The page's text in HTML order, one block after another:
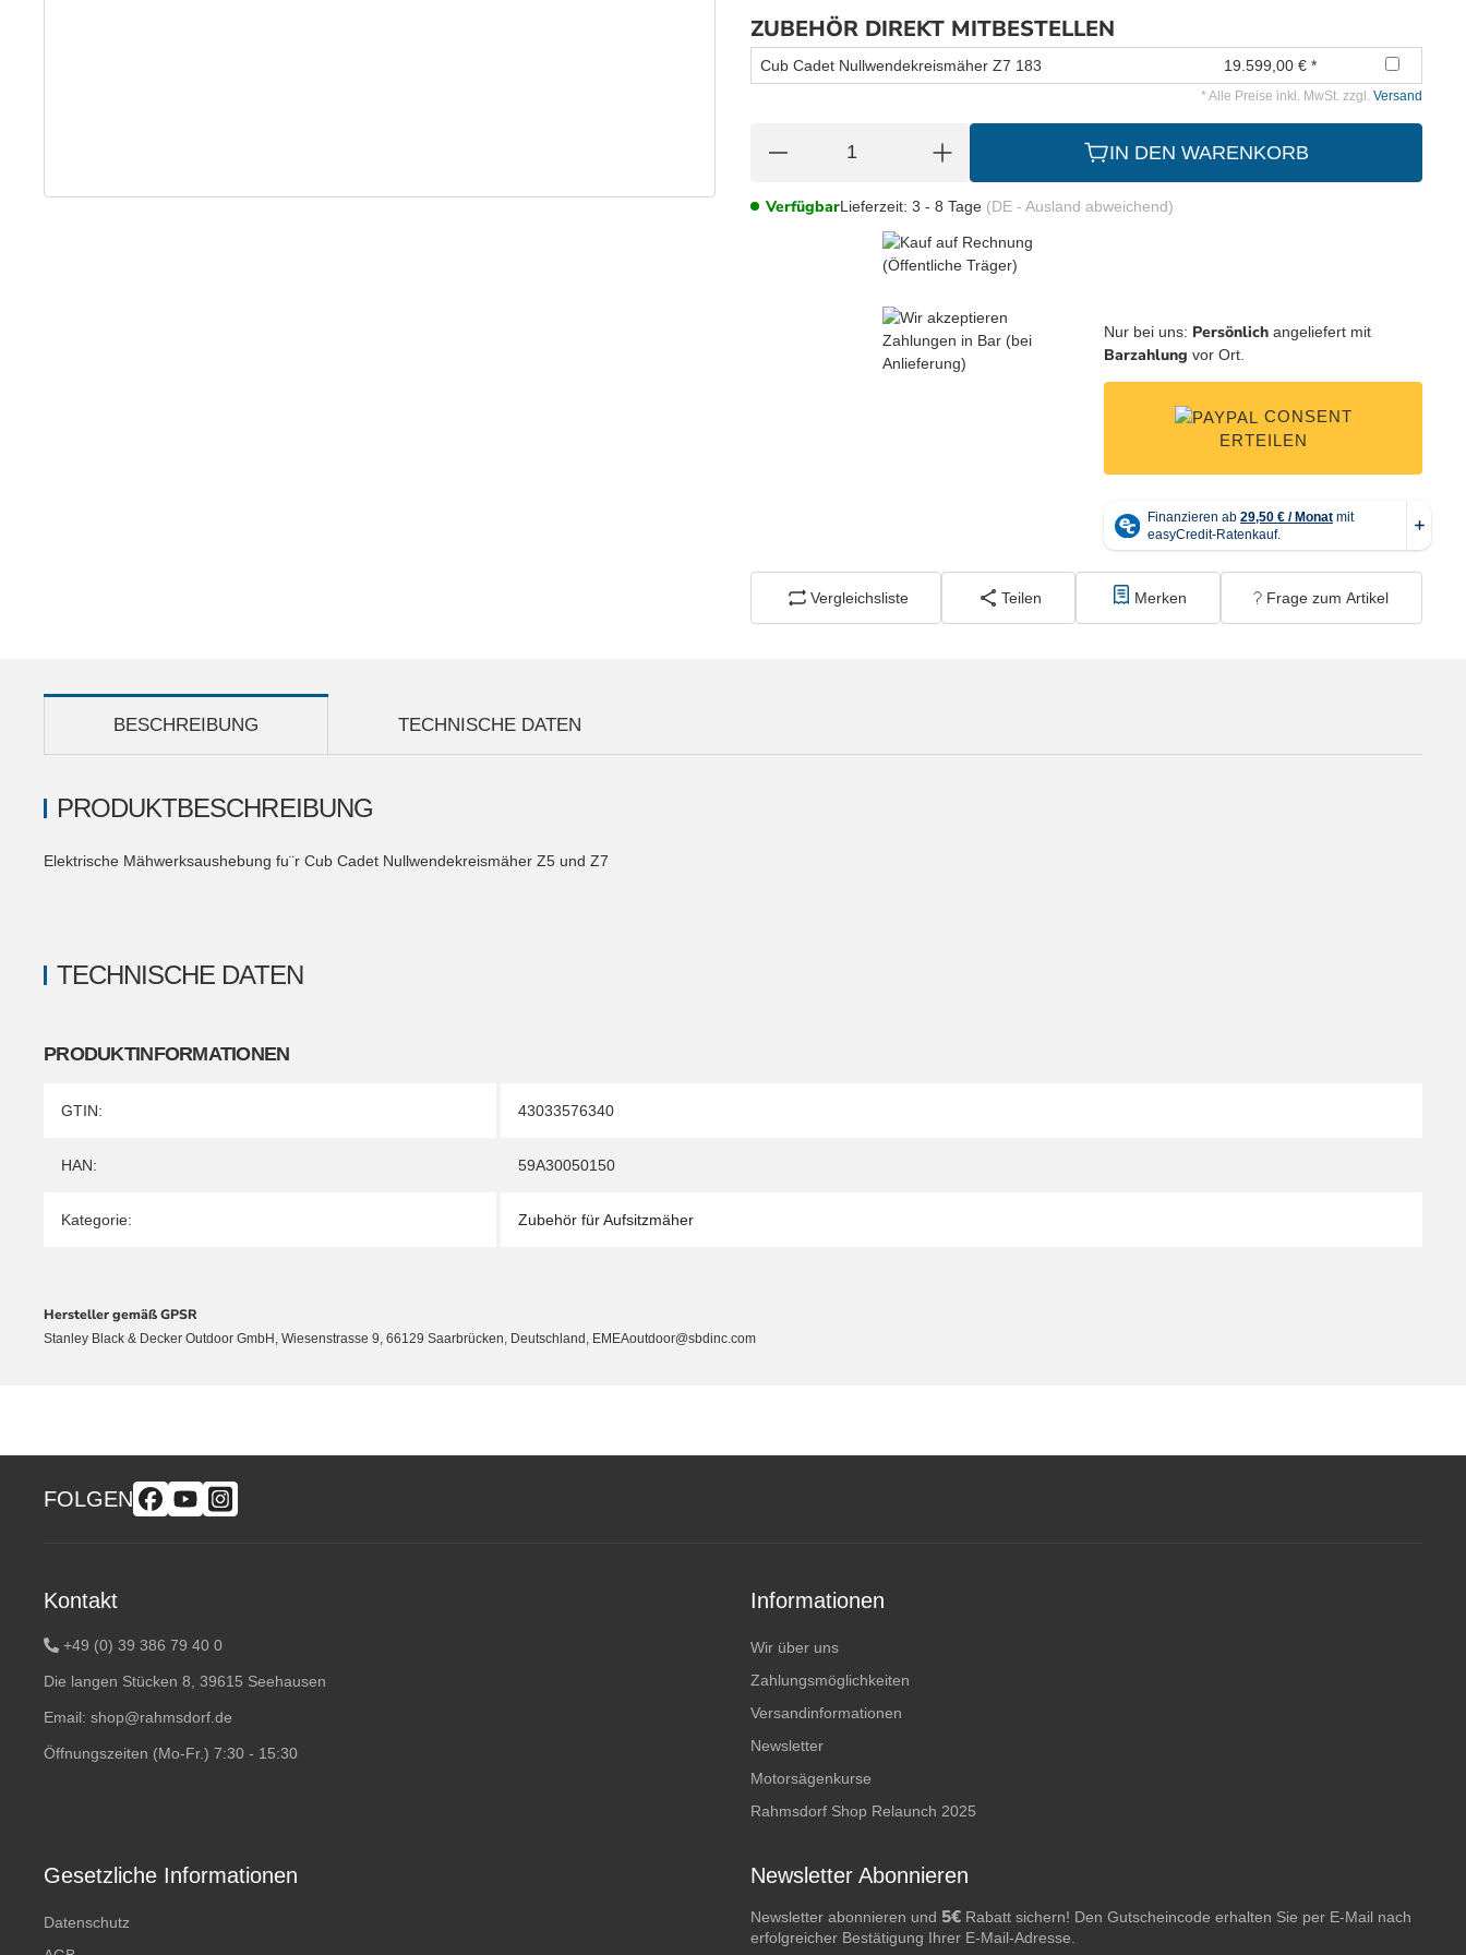
ZUBEHÖR DIREKT MITBESTELLEN
Cub Cadet Nullwendekreismäher Z7 183 19.599,00 € *
* Alle Preise inkl. MwSt. zzgl. Versand
IN DEN WARENKORB
VerfügbarLieferzeit: 3 - 8 Tage (DE - Ausland abweichend)
Nur bei uns: Persönlich angeliefert mit
Barzahlung vor Ort.
CONSENT
ERTEILEN
Vergleichsliste Teilen Merken Frage zum Artikel
TECHNISCHE DATEN
BESCHREIBUNG
TECHNISCHE DATEN
PRODUKTINFORMATIONEN
Produkteigenschaft
Wert
GTIN: 43033576340
HAN: 59A30050150
Kategorie: Zubehör für Aufsitzmäher
PRODUKTBESCHREIBUNG
Elektrische Mähwerksaushebung fu¨r Cub Cadet Nullwendekreismäher Z5 und Z7
Hersteller gemäß GPSR
Stanley Black & Decker Outdoor GmbH, Wiesenstrasse 9, 66129 Saarbrücken, Deutschland, EMEAoutdoor@sbdinc.com
FOLGEN
Kontakt
+49 (0) 39 386 79 40 0
Die langen Stücken 8, 39615 Seehausen
Email: shop@rahmsdorf.de
Öffnungszeiten (Mo-Fr.) 7:30 - 15:30
Informationen
Wir über uns
Zahlungsmöglichkeiten
Versandinformationen
Newsletter
Motorsägenkurse
Rahmsdorf Shop Relaunch 2025
Gesetzliche Informationen
Datenschutz
Newsletter Abonnieren
Newsletter abonnieren und 5€ Rabatt sichern! Den Gutscheincode erhalten Sie per E-Mail nach
erfolgreicher Bestätigung Ihrer E-Mail-Adresse.